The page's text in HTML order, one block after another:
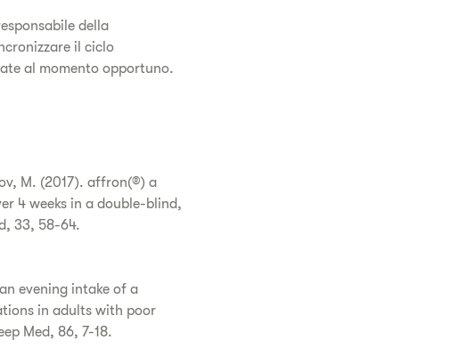
della
il ciclo
al momento opportuno.
M. (2017). affron(®) a
4 weeks in a double-blind,
33, 58-64.
evening intake of a
in adults with poor
Med, 86, 7-18.